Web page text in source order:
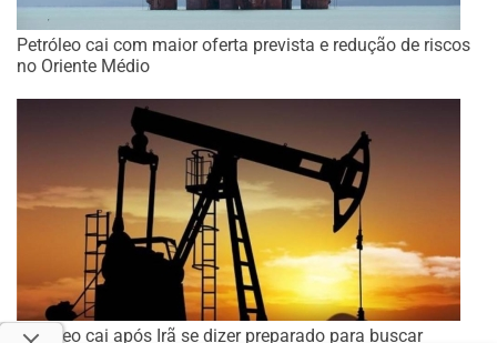
Petróleo cai com maior oferta prevista e redução de riscos
no Oriente Médio
Petróleo cai após Irã se dizer preparado para buscar